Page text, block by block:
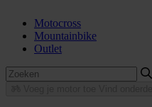
Motocross
Mountainbike
Outlet